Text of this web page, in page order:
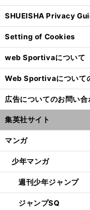
SHUEISHA Privacy
Setting of Cookies
web Sportivaについて
Web Sportivaについて
広告についてのお問い合
集英社サイト
マンガ
少年マンガ
週刊少年ジャンプ
ジャンプSQ